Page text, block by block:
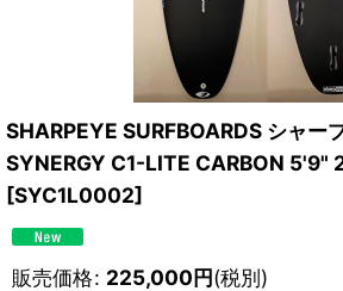
SHARPEYE SURFBOARDS シャー
SYNERGY C1-LITE CARBON 5'9"
[SYC1L0002]
販売価格: 225,000円(税別)